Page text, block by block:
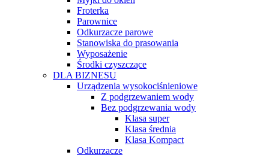
Froterka
Parownice
Odkurzacze parowe
Stanowiska do prasowania
Wyposażenie
Środki czyszczące
DLA BIZNESU
Urządzenia wysokociśnieniowe
Z podgrzewaniem wody
Bez podgrzewania wody
Klasa super
Klasa średnia
Klasa Kompact
Odkurzacze